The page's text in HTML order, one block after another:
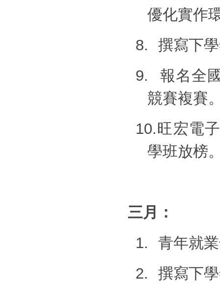
優化實作
8. 撰寫下
9.
報名全
競賽複賽
10.旺宏電
學班放榜
三月：
1. 青年就
2. 撰寫下